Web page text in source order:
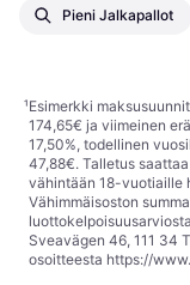
Pieni Jalkapallot
¹Esimerkki
174,65€ ja viimeinen
17,50%, todellinen
47,88€. Talletus
vähintään 18-vuotiaille
Vähimmäisoston
Sveavägen 46, 111 34
osoitteesta https://